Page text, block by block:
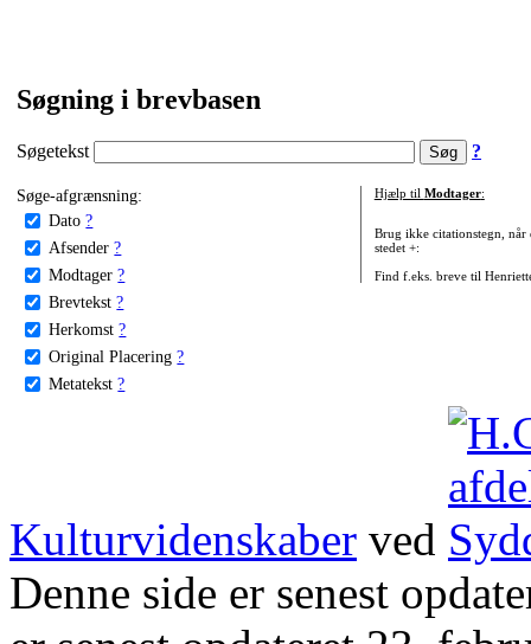
Søgning i brevbasen
Søgetekst ?
Søge-afgrænsning:
Dato ?
Afsender ?
Modtager ?
Brevtekst ?
Herkomst ?
Original Placering ?
Metatekst ?
Hjælp til Modtager:
Brug ikke citationstegn, når
stedet +:
Find f.eks. breve til
Kulturvidenskaber ved
Denne side er senest